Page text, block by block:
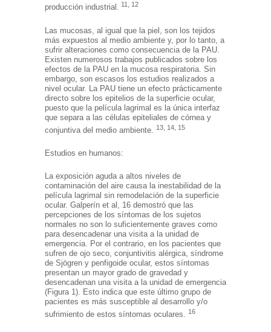
producción industrial. 11, 12
Las mucosas, al igual que la piel, son los tejidos
más expuestos al medio ambiente y, por lo tanto, a
sufrir alteraciones como consecuencia de la PAU.
Existen numerosos trabajos publicados sobre los
efectos de la PAU en la mucosa respiratoria. Sin
embargo, son escasos los estudios realizados a
nivel ocular. La PAU tiene un efecto prácticamente
directo sobre los epitelios de la superficie ocular,
puesto que la película lagrimal es la única interfaz
que separa a las células epiteliales de córnea y
conjuntiva del medio ambiente.
13, 14, 15
Estudios en humanos:
La exposición aguda a altos niveles de
contaminación del aire causa la inestabilidad de la
película lagrimal sin remodelación de la superficie
ocular. Galperín et al, 16 demostró que las
percepciones de los síntomas de los sujetos
normales no son lo suficientemente graves como
para desencadenar una visita a la unidad de
emergencia. Por el contrario, en los pacientes que
sufren de ojo seco, conjuntivitis alérgica, síndrome
de Sjögren y penfigoide ocular, estos síntomas
presentan un mayor grado de gravedad y
desencadenan una visita a la unidad de emergencia
(Figura 1). Esto indica que este último grupo de
pacientes es más susceptible al desarrollo y/o
sufrimiento de estos síntomas oculares. 16